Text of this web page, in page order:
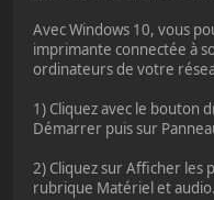
Avec Windows 10, vous
imprimante connectée à
ordinateurs de votre
1) Cliquez avec le bouton
Démarrer puis sur
2) Cliquez sur Afficher les
rubrique Matériel et audio.